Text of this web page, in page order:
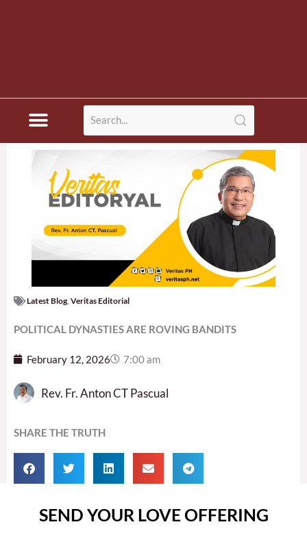
Latest Blog Veritas Editorial
POLITICAL DYNASTIES ARE ROVING BANDITS
February 12, 2026 7:00 am
Rev. Fr. Anton CT Pascual
SHARE THE TRUTH
SEND YOUR LOVE OFFERING